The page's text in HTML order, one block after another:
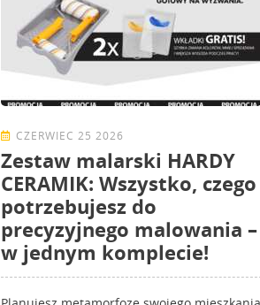
CZERWIEC 25 2026
Zestaw malarski HARDY
CERAMIK: Wszystko, czego
potrzebujesz do
precyzyjnego malowania –
w jednym komplecie!